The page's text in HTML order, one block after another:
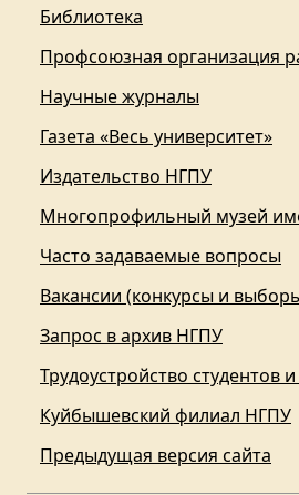
Библиотека
Профсоюзная организация
Научные журналы
Газета «Весь университет»
Издательство НГПУ
Многопрофильный музей
Часто задаваемые вопросы
Вакансии (конкурсы и
Запрос в архив НГПУ
Трудоустройство студентов
Куйбышевский филиал НГПУ
Предыдущая версия сайта